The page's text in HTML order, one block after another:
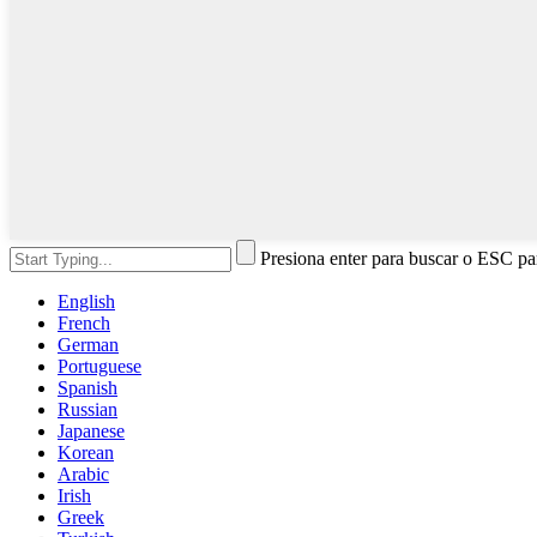
Presiona enter para buscar o ESC
English
French
German
Portuguese
Spanish
Russian
Japanese
Korean
Arabic
Irish
Greek